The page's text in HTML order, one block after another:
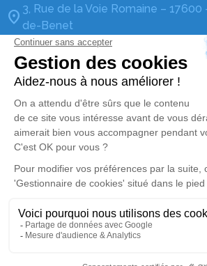
3, Rue de la Voie Romaine –
de-Benet
5/5 – 65 avis
Pompes Funèbres Renaud-Belot
renaud-belot@wanadoo.fr
13, Grande Rue – 17120 – Cozes
5/5 – 7 avis
Pompes Funèbres Renaud-Belot
renaud-belot@wanadoo.fr
12, Place du Général de Gaulle –
Liens